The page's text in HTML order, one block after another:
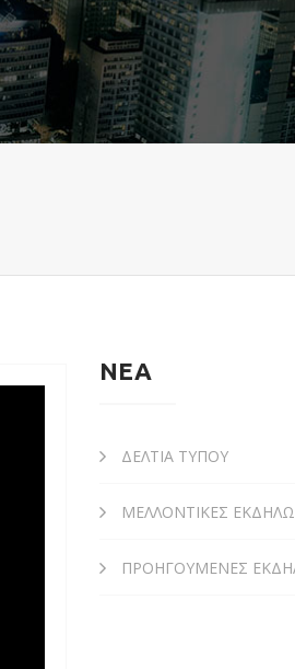
ΝΕΑ
ΔΕΛΤΙΑ ΤΥΠΟΥ
ΜΕΛΛΟΝΤΙΚΕΣ
ΠΡΟΗΓΟΥΜΕΝΕΣ